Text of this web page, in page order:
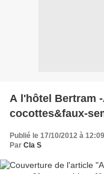
A l'hôtel Bertram
cocottes&faux-
Publié le 17/10/2012 à 12:09
Par Cla S